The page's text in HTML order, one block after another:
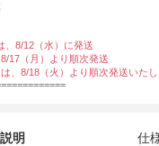
、8/12（水）に発送
17（月）より順次発送
、8/18（火）より順次発送いたし
明 仕